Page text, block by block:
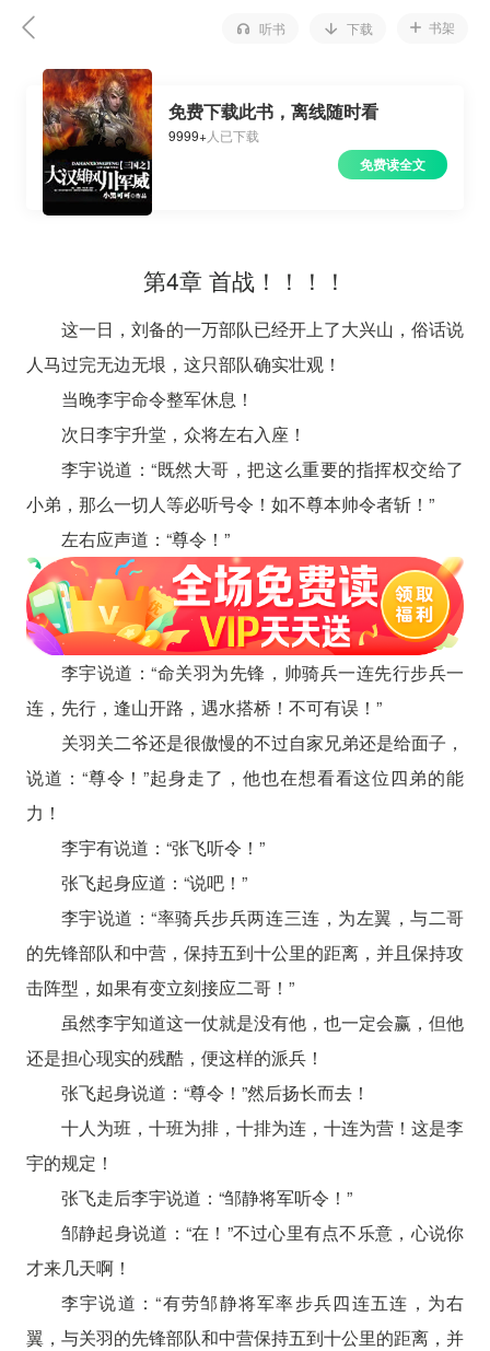
听书 下载 书架
免费下载此书，离线随时看
9999+人已下载
免费读全文
第4章 首战！！！！
这一日，刘备的一万部队已经开上了大兴山，俗话说
人马过完无边无垠，这只部队确实壮观！
当晚李宇命令整军休息！
次日李宇升堂，众将左右入座！
李宇说道：“既然大哥，把这么重要的指挥权交给了
小弟，那么一切人等必听号令！如不尊本帅令者斩！”
左右应声道：“尊令！”
李宇说道：“命关羽为先锋，帅骑兵一连先行步兵一
连，先行，逢山开路，遇水搭桥！不可有误！”
关羽关二爷还是很傲慢的不过自家兄弟还是给面子，
说道：“尊令！”起身走了，他也在想看看这位四弟的能
力！
李宇有说道：“张飞听令！”
张飞起身应道：“说吧！”
李宇说道：“率骑兵步兵两连三连，为左翼，与二哥
的先锋部队和中营，保持五到十公里的距离，并且保持攻
击阵型，如果有变立刻接应二哥！”
虽然李宇知道这一仗就是没有他，也一定会赢，但他
还是担心现实的残酷，便这样的派兵！
张飞起身说道：“尊令！”然后扬长而去！
十人为班，十班为排，十排为连，十连为营！这是李
宇的规定！
张飞走后李宇说道：“邹静将军听令！”
邹静起身说道：“在！”不过心里有点不乐意，心说你
才来几天啊！
李宇说道：“有劳邹静将军率步兵四连五连，为右
翼，与关羽的先锋部队和中营保持五到十公里的距离，并